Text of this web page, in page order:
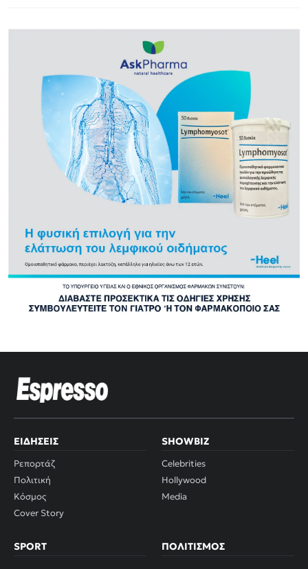
ΕΙΔΉΣΕΙΣ
Ρεπορτάζ
Πολιτική
Κόσμος
Cover Story
SHOWBIZ
Celebrities
Hollywood
Media
SPORT ΠΟΛΙΤΙΣΜΌΣ